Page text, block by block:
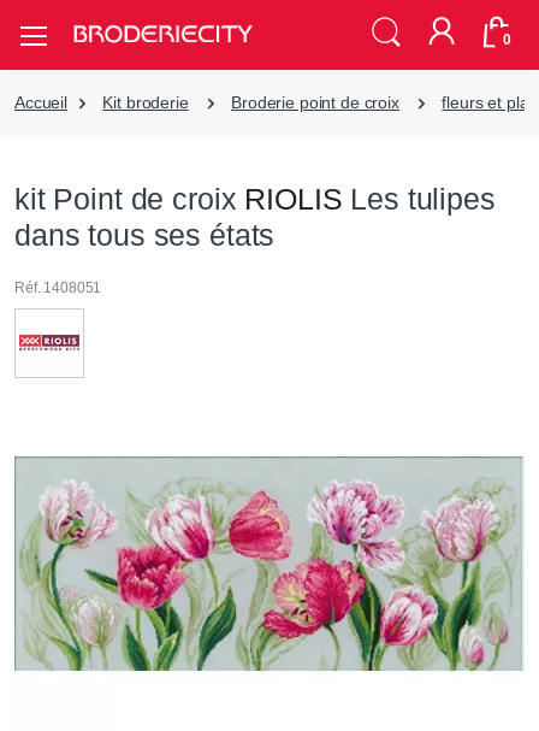
0
Accueil Kit broderie Broderie point de croix fleurs et
kit Point de croix RIOLIS Les tulipes
dans tous ses états
Réf. 1408051